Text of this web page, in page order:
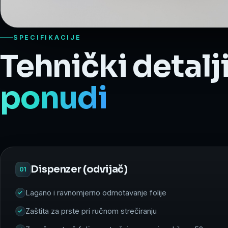
SPECIFIKACIJE
Tehnički
ponudi
01 Dispenzer (odvijač)
Lagano i ravnomjerno odmotavanje folije
Zaštita za prste pri ručnom strečiranju